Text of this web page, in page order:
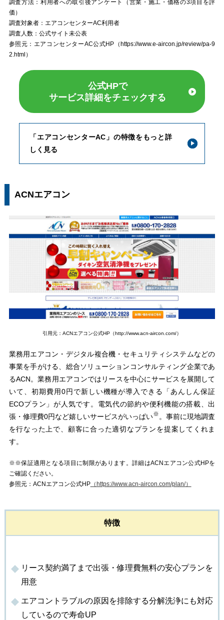
調査方法：利用者への取引後アンケート（営業・施工・価格の3項目を評
価）
調査対象者：エアコンセンターAC利用者
調査人数：公式サイト未公表
参照元：エアコンセンターAC公式HP（https://www.e-aircon.jp/review/pa-9
2.html）
公式HPで
サービス詳細をチェックする
「エアコンセンターAC」の特徴をもっと詳
しく見る
ACNエアコン
引用元：ACNエアコン公式HP（http://www.acn-aircon.com/）
業務用エアコン・デジタル複合機・セキュリティシステムなどの
事業を手がける、総合ソリューションコンサルティング企業であ
るACN。業務用エアコンではリースを中心にサービスを展開して
いて、初期費用0円で新しい機種が導入できる「あんしん保証
ECOプラン」が人気です。電気代の節約や便利機能の搭載、出
張・修理費0円など嬉しいサービスがいっぱい※ 。事前に現地調査
を行なった上で、顧客に合った適切なプランを提案してくれま
す。
※※保証適用となる項目に制限があります。詳細はACNエアコン公式HPを
ご確認ください。
参照元：ACNエアコン公式HP（https://www.acn-aircon.com/plan/）
特徴
リース契約満了まで出張・修理費無料の安心プランを
用意
エアコントラブルの原因を排除する分解洗浄にも対応
しているので寿命UP